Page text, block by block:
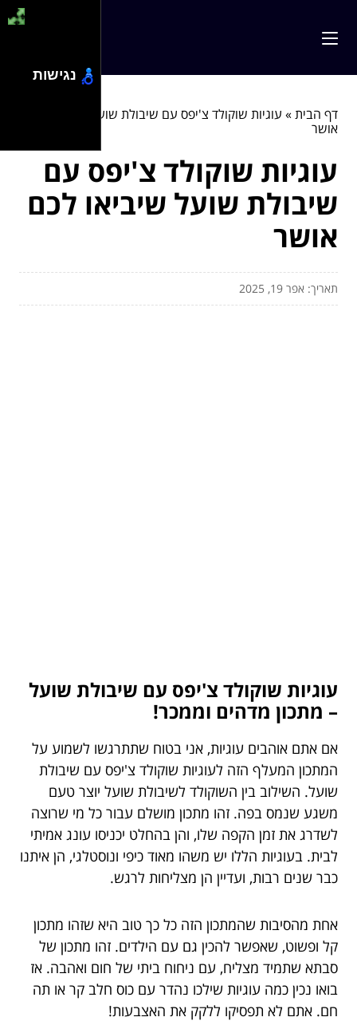
דף הבית» עוגיות שוקולד צ'יפס עם שיבולת שועל שיביאו לכם
אושר
עוגיות שוקולד צ'יפס עם
שיבולת שועל שיביאו לכם
אושר
תאריך: אפר 19, 2025
עוגיות שוקולד צ'יפס עם שיבולת שועל
– מתכון מדהים וממכר!
אם אתם אוהבים עוגיות, אני בטוח שתתרגשו לשמוע על
המתכון המעלף הזה לעוגיות שוקולד צ'יפס עם שיבולת
שועל. השילוב בין השוקולד לשיבולת שועל יוצר טעם
משגע שנמס בפה. זהו מתכון מושלם עבור כל מי שרוצה
לשדרג את זמן הקפה שלו, והן בהחלט יכניסו עונג אמיתי
לבית. בעוגיות הללו יש משהו מאוד כיפי ונוסטלגי, הן איתנו
כבר שנים רבות, ועדיין הן מצליחות לרגש.
אחת מהסיבות שהמתכון הזה כל כך טוב היא שזהו מתכון
קל ופשוט, שאפשר להכין גם עם הילדים. זהו מתכון של
סבתא שתמיד מצליח, עם ניחוח ביתי של חום ואהבה. אז
בואו נכין כמה עוגיות שילכו נהדר עם כוס חלב קר או תה
חם. אתם לא תפסיקו ללקק את האצבעות!
נגישות